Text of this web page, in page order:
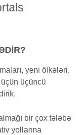
yeni ölkələri,
üçüncü
bir çox tələbə
yollarına